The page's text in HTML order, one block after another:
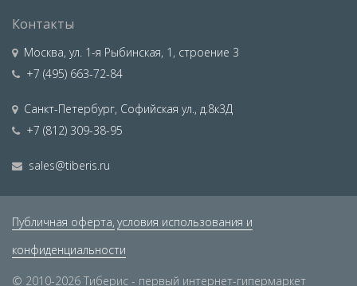
Контакты
Москва, ул. 1-я Рыбинская, 1, строение 3
+7 (495) 663-72-84
Санкт-Петербург, Софийская ул., д.8к3Д
+7 (812) 309-38-95
sales@tiberis.ru
Публичная оферта, условия использования и
конфиденциальности
© 2010-2026 Тиберис - первый интернет-гипермаркет